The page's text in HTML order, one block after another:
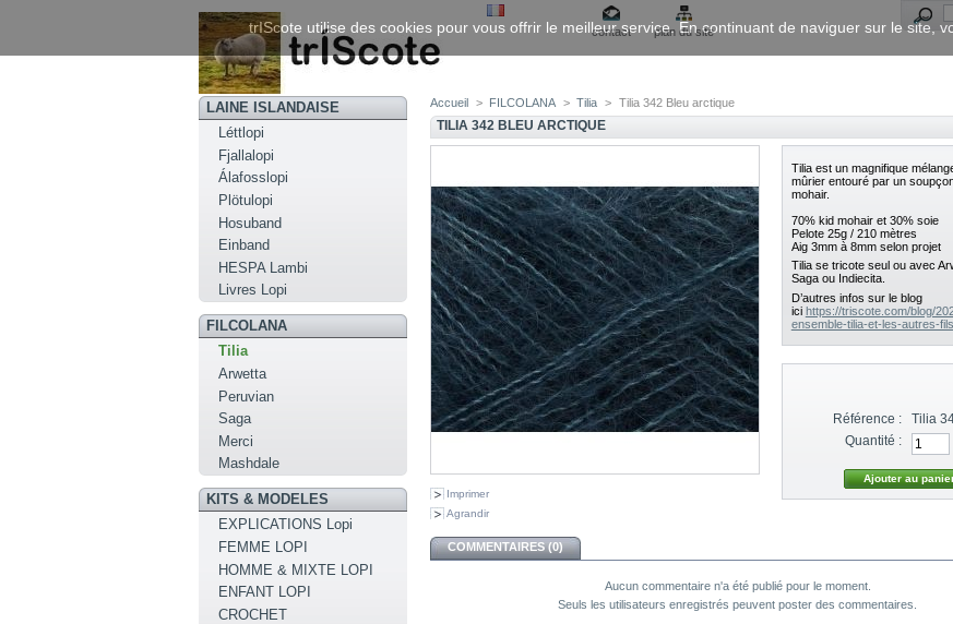
contact
plan du site
LAINE ISLANDAISE
Léttlopi
Fjallalopi
Álafosslopi
Plötulopi
Hosuband
Einband
HESPA Lambi
Livres Lopi
FILCOLANA
Tilia
Arwetta
Peruvian
Saga
Merci
Mashdale
KITS & MODELES
EXPLICATIONS Lopi
FEMME LOPI
HOMME & MIXTE LOPI
ENFANT LOPI
CROCHET
Accueil > FILCOLANA > Tilia > Tilia 342 Bleu arctique
TILIA 342 BLEU ARCTIQUE
Imprimer
Agrandir
Tilia est un magnifique
mûrier entouré par un
mohair.
70% kid mohair et 30% soie
Pelote 25g / 210 mètres
Aig 3mm à 8mm selon projet
Tilia se tricote seul ou avec
Saga ou Indiecita.
D’autres infos sur le blog
ici https://triscote.com/blog/
ensemble-tilia-et-les-autres-
Référence :
Tilia
Quantité :
COMMENTAIRES (0)
Aucun commentaire n'a été publié pour le moment.
Seuls les utilisateurs enregistrés peuvent poster des commentaires.
trIScote utilise des cookies pour vous offrir le meilleur service. En continuant de naviguer sur le site,